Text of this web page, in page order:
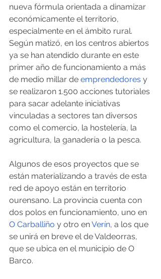
nueva fórmula orientada a dinamizar
económicamente el territorio,
especialmente en el ámbito rural.
Según matizó, en los centros abiertos
ya se han atendido durante en este
primer año de funcionamiento a más
de medio millar de emprendedores y
se realizaron 1.500 acciones tutoriales
para sacar adelante iniciativas
vinculadas a sectores tan diversos
como el comercio, la hostelería, la
agricultura, la ganadería o la pesca.
Algunos de esos proyectos que se
están materializando a través de esta
red de apoyo están en territorio
ourensano. La provincia cuenta con
dos polos en funcionamiento, uno en
O Carballiño y otro en Verín, a los que
se unirá en breve el de Valdeorras,
que se ubica en el municipio de O
Barco.